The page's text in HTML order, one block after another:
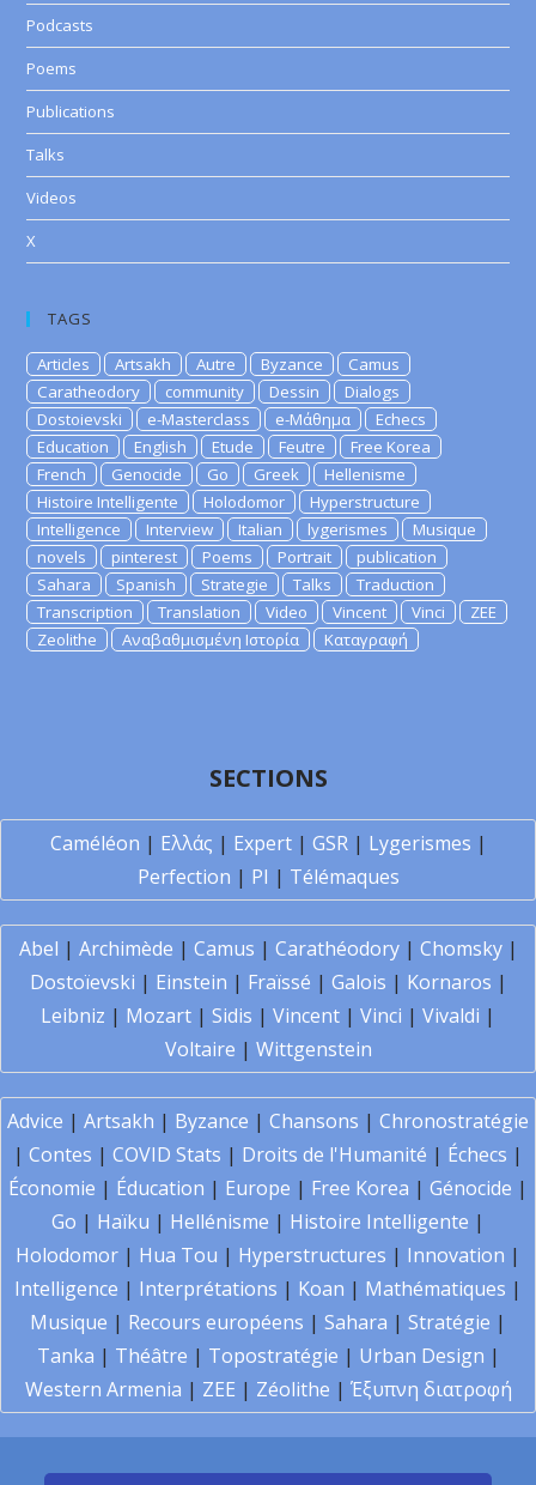
Podcasts
Poems
Publications
Talks
Videos
X
TAGS
Articles Artsakh Autre Byzance
Camus
Caratheodory
community Dessin
Dialogs
Dostoievski
e-Masterclass e-Μάθημα
Echecs
Education
English Etude Feutre
Free Korea
French
Genocide Go Greek
Hellenisme
Histoire Intelligente
Holodomor
Hyperstructure
Intelligence
Interview Italian lygerismes
Musique
novels
pinterest Poems Portrait
publication
Sahara
Spanish Strategie Talks
Traduction
Transcription
Translation Video Vincent Vinci
ZEE
Zeolithe
Αναβαθμισμένη Ιστορία Καταγραφή
SECTIONS
Caméléon | Ελλάς | Expert| GSR| Lygerismes |
Perfection | PI | Télémaques
Abel | Archimède | Camus | Carathéodory| Chomsky|
Dostoïevski | Einstein | Fraïssé | Galois | Kornaros |
Leibniz | Mozart | Sidis | Vincent | Vinci | Vivaldi |
Voltaire | Wittgenstein
Advice | Artsakh | Byzance | Chansons | Chronostratégie
| Contes | COVID Stats | Droits de l'Humanité | Échecs |
Économie | Éducation | Europe | Free Korea | Génocide |
Go | Haïku | Hellénisme | Histoire Intelligente |
Holodomor | Hua Tou | Hyperstructures | Innovation |
Intelligence | Interprétations | Koan | Mathématiques |
Musique | Recours européens | Sahara | Stratégie |
Tanka | Théâtre | Topostratégie | Urban Design |
Western Armenia | ZEE | Zéolithe | Έξυπνη διατροφή